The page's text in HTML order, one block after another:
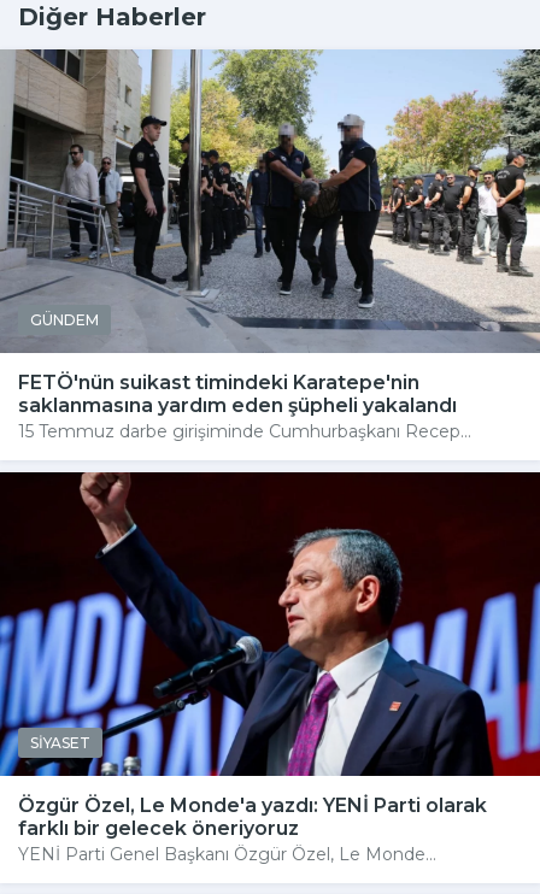
Diğer Haberler
GÜNDEM
FETÖ'nün suikast timindeki Karatepe'nin
saklanmasına yardım eden şüpheli yakalandı
15 Temmuz darbe girişiminde Cumhurbaşkanı Recep...
SİYASET
Özgür Özel, Le Monde'a yazdı: YENİ Parti olarak
farklı bir gelecek öneriyoruz
YENİ Parti Genel Başkanı Özgür Özel, Le Monde...